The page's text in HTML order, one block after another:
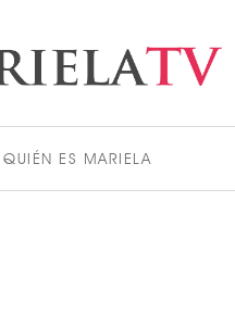
QUIÉN ES MARIELA